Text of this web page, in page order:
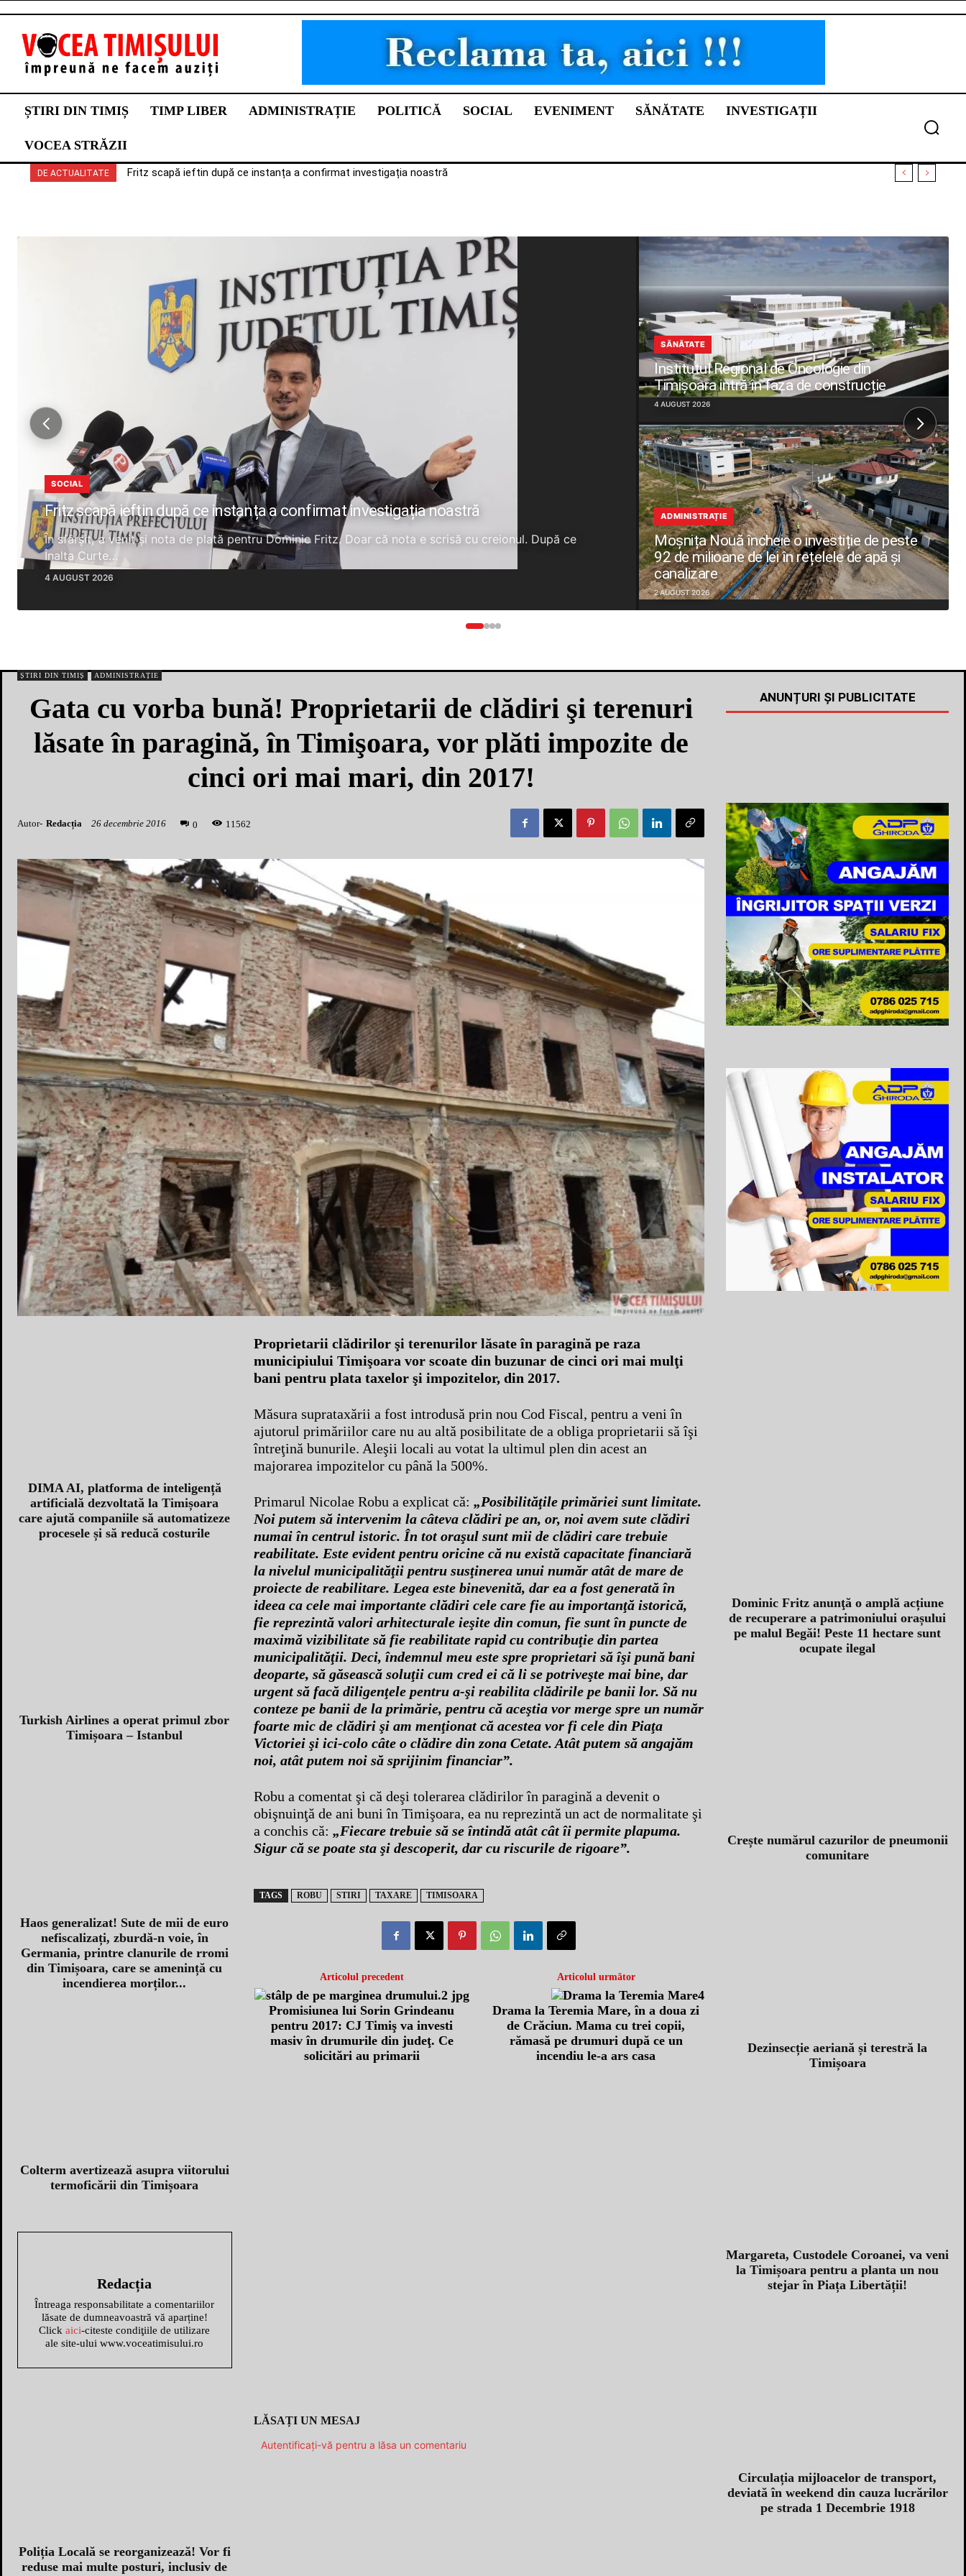
ȘTIRI DIN TIMIȘ TIMP LIBER ADMINISTRAȚIE POLITICĂ SOCIAL EVENIMENT SĂNĂTATE INVESTIGAȚII
VOCEA STRĂZII
DE ACTUALITATE Fritz scapă ieftin după ce instanța a confirmat investigația noastră
SOCIAL
Fritz scapă ieftin după ce instanța a confirmat investigația noastră
În sfârșit, a venit și nota de plată pentru Dominic Fritz. Doar că nota e scrisă cu creionul. După ce
Înalta Curte…
4 AUGUST 2026
SĂNĂTATE
Institutul Regional de Oncologie din
Timișoara intră în faza de construcție
4 AUGUST 2026
ADMINISTRAȚIE
Moșnița Nouă încheie o investiție de peste
92 de milioane de lei în rețelele de apă și
canalizare
2 AUGUST 2026
ȘTIRI DIN TIMIȘ ADMINISTRAȚIE
Gata cu vorba bună! Proprietarii de clădiri şi terenuri
lăsate în paragină, în Timişoara, vor plăti impozite de
cinci ori mai mari, din 2017!
Autor- Redacția 26 decembrie 2016 0 1 1562
DIMA AI, platforma de inteligență
artificială dezvoltată la Timișoara
care ajută companiile să automatizeze
procesele și să reducă costurile
Turkish Airlines a operat primul zbor
Timișoara – Istanbul
Haos generalizat! Sute de mii de euro
nefiscalizați, zburdă-n voie, în
Germania, printre clanurile de rromi
din Timișoara, care se amenință cu
incendierea morților...
Colterm avertizează asupra viitorului
termoficării din Timișoara
Redacția
Întreaga responsabilitate a comentariilor
lăsate de dumneavoastră vă aparține!
Clickaici-citeste condiţiile de utilizare
ale site-ului www.voceatimisului.ro
Proprietarii clădirilor şi terenurilor lăsate în paragină pe raza
municipiului Timişoara vor scoate din buzunar de cinci ori mai mulţi
bani pentru plata taxelor şi impozitelor, din 2017.
Măsura suprataxării a fost introdusă prin nou Cod Fiscal, pentru a veni în
ajutorul primăriilor care nu au altă posibilitate de a obliga proprietarii să îşi
întreţină bunurile. Aleşii locali au votat la ultimul plen din acest an
majorarea impozitelor cu până la 500%.
Primarul Nicolae Robu a explicat că: „Posibilităţile primăriei sunt limitate.
Noi putem să intervenim la câteva clădiri pe an, or, noi avem sute clădiri
numai în centrul istoric. În tot oraşul sunt mii de clădiri care trebuie
reabilitate. Este evident pentru oricine că nu există capacitate financiară
la nivelul municipalităţii pentru susţinerea unui număr atât de mare de
proiecte de reabilitare. Legea este binevenită, dar ea a fost generată în
ideea ca cele mai importante clădiri cele care fie au importanţă istorică,
fie reprezintă valori arhitecturale ieşite din comun, fie sunt în puncte de
maximă vizibilitate să fie reabilitate rapid cu contribuţie din partea
municipalităţii. Deci, îndemnul meu este spre proprietari să îşi pună bani
deoparte, să găsească soluţii cum cred ei că li se potriveşte mai bine, dar
urgent să facă diligenţele pentru a-şi reabilita clădirile pe banii lor. Să nu
conteze pe banii de la primărie, pentru că aceştia vor merge spre un număr
foarte mic de clădiri şi am menţionat că acestea vor fi cele din Piaţa
Victoriei şi ici-colo câte o clădire din zona Cetate. Atât putem să angajăm
noi, atât putem noi să sprijinim financiar”.
Robu a comentat şi că deşi tolerarea clădirilor în paragină a devenit o
obişnuinţă de ani buni în Timişoara, ea nu reprezintă un act de normalitate şi
a conchis că: „Fiecare trebuie să se întindă atât cât îi permite plapuma.
Sigur că se poate sta şi descoperit, dar cu riscurile de rigoare”.
TAGS ROBU STIRI TAXARE TIMISOARA
Articolul precedent
Promisiunea lui Sorin Grindeanu
pentru 2017: CJ Timiş va investi
masiv în drumurile din judeţ. Ce
solicitări au primarii
Articolul următor
Drama la Teremia Mare, în a doua zi
de Crăciun. Mama cu trei copii,
rămasă pe drumuri după ce un
incendiu le-a ars casa
Poliția Locală se reorganizează! Vor fi
reduse mai multe posturi, inclusiv de
LĂSAȚI UN MESAJ
Autentificați-vă pentru a lăsa un comentariu
ANUNȚURI ȘI PUBLICITATE
Dominic Fritz anunţă o amplă acțiune
de recuperare a patrimoniului orașului
pe malul Begăi! Peste 11 hectare sunt
ocupate ilegal
Crește numărul cazurilor de pneumonii
comunitare
Dezinsecție aeriană și terestră la
Timișoara
Margareta, Custodele Coroanei, va veni
la Timișoara pentru a planta un nou
stejar în Piața Libertății!
Circulația mijloacelor de transport,
deviată în weekend din cauza lucrărilor
pe strada 1 Decembrie 1918